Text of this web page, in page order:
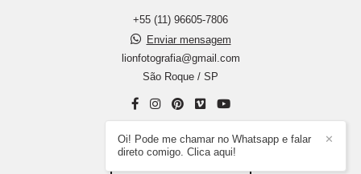
+55 (11) 96605-7806
Enviar mensagem
lionfotografia@gmail.com
São Roque / SP
CONTATO
✕
Oi! Pode me chamar no Whatsapp e falar
direto comigo. Clica aqui!